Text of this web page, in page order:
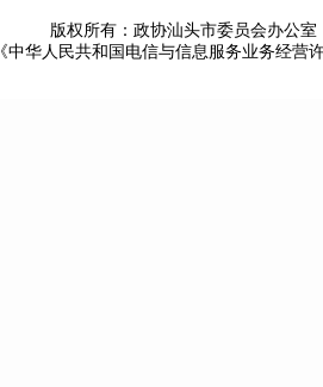
版权所有：政协汕头市委员会办公
《中华人民共和国电信与信息服务业务经营